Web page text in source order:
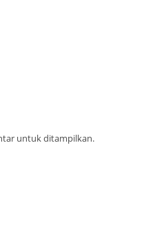
untuk ditampilkan.